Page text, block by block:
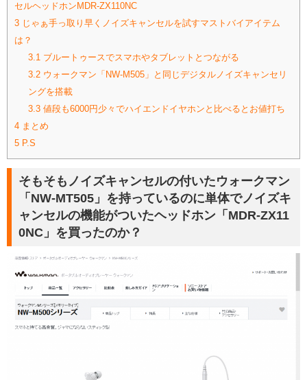
セルヘッドホンMDR-ZX110NC
3 じゃぁ手っ取り早くノイズキャンセルを試すマストバイアイテム
は？
3.1ブルートゥースでスマホやタブレットとつながる
3.2ウォークマン「NW-M505」と同じデジタルノイズキャンセリ
ングを搭載
3.3値段も6000円少々でハイエンドイヤホンと比べるとお値打ち
4 まとめ
5 P.S
そもそもノイズキャンセルの付いたウォークマン
「NW-MT505」を持っているのに単体でノイズキ
ャンセルの機能がついたヘッドホン「MDR-ZX11
0NC」を買ったのか？